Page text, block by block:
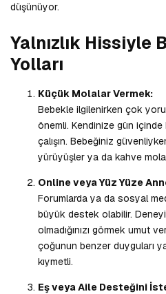
düşünüyor.
Yalnızlık Hissiyle
Yolları
Küçük Molalar Vermek:
Bebekle ilgilenirken çok
önemli. Kendinize gün içinde
çalışın. Bebeğiniz
yürüyüşler ya da kahve
Online veya Yüz Yüze
Forumlarda ya da sosyal
büyük destek olabilir.
olmadığınızı görmek umut
çoğunun benzer duyguları
kıymetli.
Eş veya Aile Desteğini